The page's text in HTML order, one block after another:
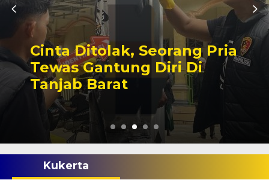
Cinta Ditolak, Seorang Pria
Tewas Gantung Diri Di
Tanjab Barat
Kukerta